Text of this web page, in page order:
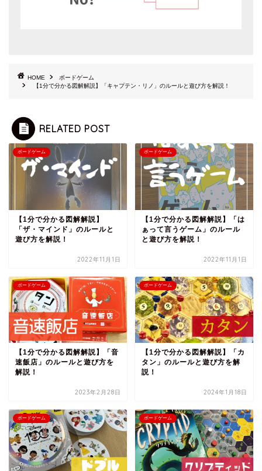
HOME
ボードゲーム
【1分で分かる図解解説】「キャプテン・リノ」のルールと遊び方を解説！
RELATED POST
ボードゲーム
【1分で分かる図解解説】
「ザ・マインド」のルールと
遊び方を解説！
2022年11月1日
ボードゲーム
【1分で分かる図解解説】「は
ぁって言うゲーム」のルール
と遊び方を解説！
2022年11月1日
ボードゲーム
【1分で分かる図解解説】「音
速飯店」のルールと遊び方を
解説！
2023年2月28日
ボードゲーム
【1分で分かる図解解説】「カ
タン」のルールと遊び方を解
説！
2024年1月18日
ボードゲーム ボードゲーム